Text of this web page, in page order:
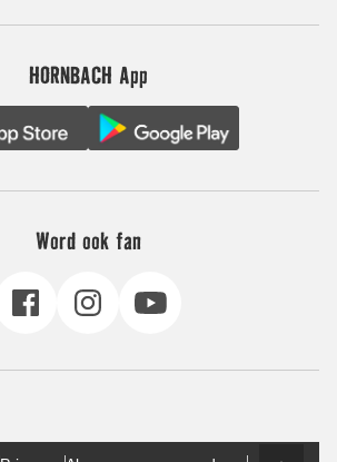
HORNBACH App
Word ook fan